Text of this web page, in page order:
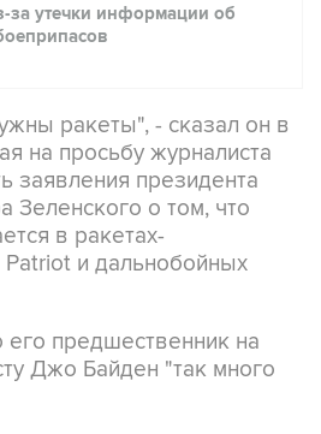
за утечки информации об
ракеты", - сказал он в
на просьбу журналиста
заявления президента
Зеленского о том, что
в ракетах-
Patriot и дальнобойных
его предшественник на
Джо Байден "так много